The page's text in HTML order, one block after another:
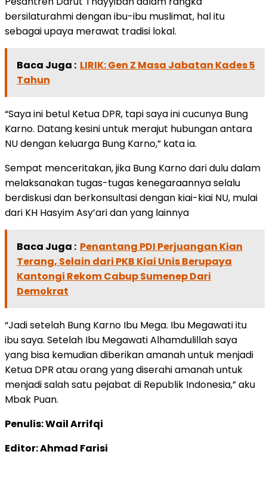
bersilaturahmi dengan ibu-ibu muslimat, hal itu
sebagai upaya merawat tradisi lokal.
Baca Juga : LIRIK: Gen Z Masa Jabatan Kades 5
Tahun
“Saya ini betul Ketua DPR, tapi saya ini cucunya Bung
Karno. Datang kesini untuk merajut hubungan antara
NU dengan keluarga Bung Karno,” kata ia.
Sempat menceritakan, jika Bung Karno dari dulu dalam
melaksanakan tugas-tugas kenegaraannya selalu
berdiskusi dan berkonsultasi dengan kiai-kiai NU, mulai
dari KH Hasyim Asy’ari dan yang lainnya
Baca Juga : Penantang PDI Perjuangan Kian
Terang, Selain dari PKB Kiai Unis Berupaya
Kantongi Rekom Cabup Sumenep Dari
Demokrat
“Jadi setelah Bung Karno Ibu Mega. Ibu Megawati itu
ibu saya. Setelah Ibu Megawati Alhamdulillah saya
yang bisa kemudian diberikan amanah untuk menjadi
Ketua DPR atau orang yang diserahi amanah untuk
menjadi salah satu pejabat di Republik Indonesia,” aku
Mbak Puan.
Penulis: Wail Arrifqi
Editor: Ahmad Farisi